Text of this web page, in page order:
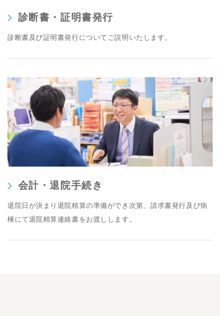
診断書・証明書発行
診断書及び証明書発行についてご説明いたします。
会計・退院手続き
退院日が決まり退院精算の準備ができ次第、請求書発行及び病
棟にて退院精算連絡書をお渡しします。